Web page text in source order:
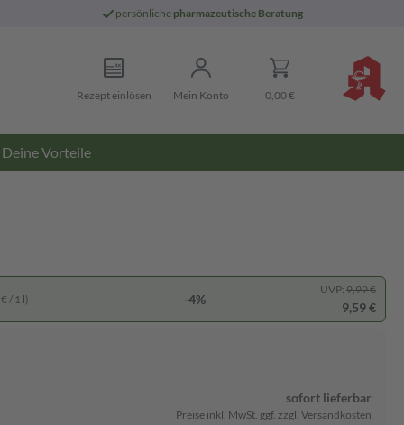
persönliche pharmazeutische Beratung
Rezept einlösen Mein Konto 0,00 €
Deine Vorteile
/ 1 l) -4%
UVP: 9,99 €
9,59 €
sofort lieferbar
Preise inkl. MwSt. ggf. zzgl. Versandkosten